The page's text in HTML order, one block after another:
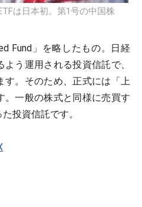
は日本初。第1号の中国株
Fund」を略したもの。日経
う運用される投資信託で、
す。そのため、正式には「上
。一般の株式と同様に売買す
投資信託です。